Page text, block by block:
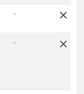
- close
- close